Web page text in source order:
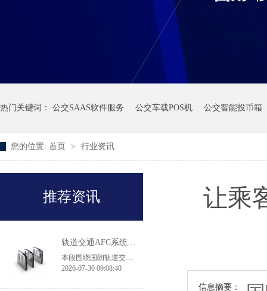
热门关键词： 公交SAAS软件服务 公交车载POS机 公交智能投币箱
您的位置: 首页 > 行业资讯
让乘
信息摘要：
推荐资讯
轨道交通AFC系统产品·常见问答
本段围绕国朗轨道交通 AFC 闸机、自助售票机选型常见问题作出解答：翼闸适配高客流地铁换乘大站，拍打门机身轻薄，适用于客流平缓线路及实名制核验场景；43 寸大屏 TVM 售票机兼容境内外多种支付方式，可落地跨境交通枢纽项目；无障碍通行无需单独采购设备，直接选用原厂 900mm 加宽通道闸机即可满足轮椅、大件行李通行规范，两款闸机都具备消防、断电自动放行的安全配置。
2026-07-30 09:08:40